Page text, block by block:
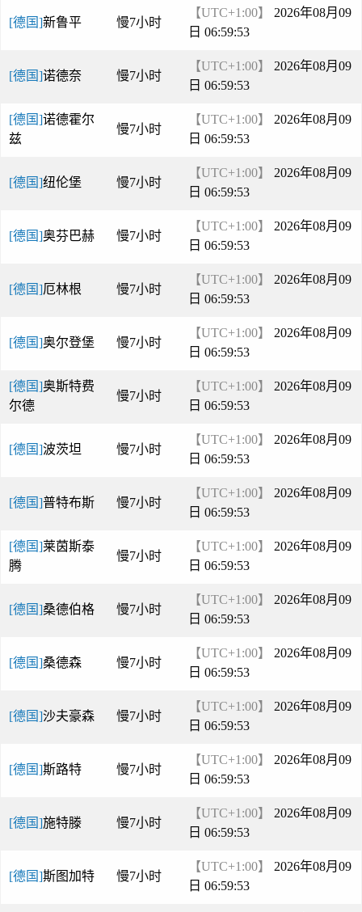
[德国]新鲁平 慢7小时
【UTC+1:00】
2026年08月09
日 06:59:53
[德国]诺德奈 慢7小时
【UTC+1:00】
2026年08月09
日 06:59:53
[德国]诺德霍尔
兹
慢7小时
【UTC+1:00】
2026年08月09
日 06:59:53
[德国]纽伦堡 慢7小时
【UTC+1:00】
2026年08月09
日 06:59:53
[德国]奥芬巴赫 慢7小时
【UTC+1:00】
2026年08月09
日 06:59:53
[德国]厄林根 慢7小时
【UTC+1:00】
2026年08月09
日 06:59:53
[德国]奥尔登堡 慢7小时
【UTC+1:00】
2026年08月09
日 06:59:53
[德国]奥斯特费
尔德
慢7小时
【UTC+1:00】
2026年08月09
日 06:59:53
[德国]波茨坦 慢7小时
【UTC+1:00】
2026年08月09
日 06:59:53
[德国]普特布斯 慢7小时
【UTC+1:00】
2026年08月09
日 06:59:53
[德国]莱茵斯泰
腾
慢7小时
【UTC+1:00】
2026年08月09
日 06:59:53
[德国]桑德伯格 慢7小时
【UTC+1:00】
2026年08月09
日 06:59:53
[德国]桑德森 慢7小时
【UTC+1:00】
2026年08月09
日 06:59:53
[德国]沙夫豪森 慢7小时
【UTC+1:00】
2026年08月09
日 06:59:53
[德国]斯路特 慢7小时
【UTC+1:00】
2026年08月09
日 06:59:53
[德国]施特滕 慢7小时
【UTC+1:00】
2026年08月09
日 06:59:53
[德国]斯图加特 慢7小时
【UTC+1:00】
2026年08月09
日 06:59:53